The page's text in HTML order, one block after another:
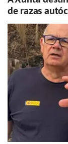
de razas